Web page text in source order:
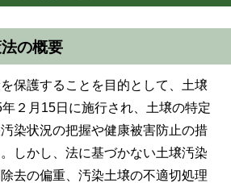
の概要
保護することを目的として、土壌
２月15日に施行され、土壌の特定
染状況の把握や健康被害防止の措
しかし、法に基づかない土壌汚染
去の偏重、汚染土壌の不適切処理